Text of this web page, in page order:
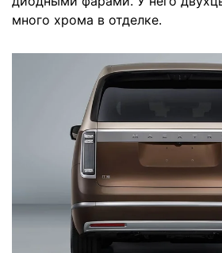
много хрома в отделке.